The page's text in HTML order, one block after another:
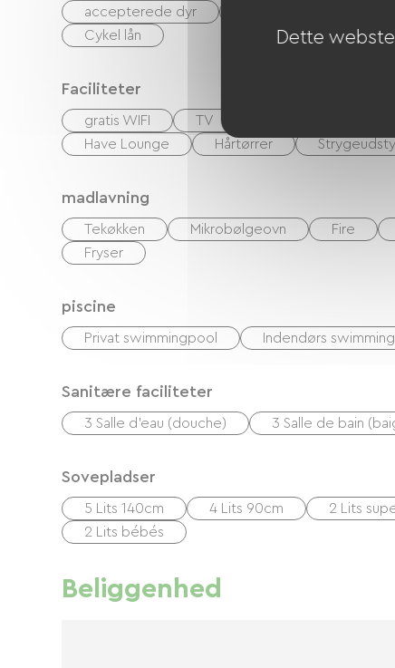
accepterede dyr
Cykel lån
Faciliteter
gratis WIFI TV
Have Lounge
Hårtørrer
madlavning
Tekøkken Mikrobølgeovn Fire
Fryser
piscine
Privat swimmingpool Indendørs
Sanitære faciliteter
3 Salle d'eau (douche) 3 Salle de bain
Sovepladser
5 Lits 140cm 4 Lits 90cm 2 Lits
2 Lits bébés
Beliggenhed
Dette